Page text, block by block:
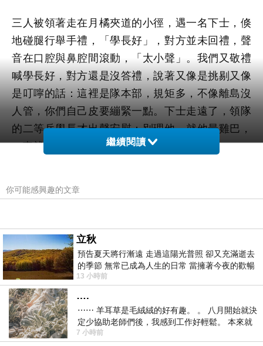
三人被領著走在月橘夾道的小徑，遇一名下士，倏
地碰腿行舉手禮，「學長好」，對方並未回禮，聲
音在口腔與鼻腔間滾動，「太小聲」。我們又敬禮
喊學長好，對方還是沒答禮，說著又像是挑剔又像
是叮嚀的話：這裡是隊本部，規矩多，不像離島沒
人管，你們自己皮要繃緊一點。下士走遠了，領隊
的二等兵學長才出聲安慰：別理他，就他最雞巴，
一來就遇上，算你們倒楣。
航班，一天兩天，航班不來，一週兩週，而航班總
隨它去吧，對於不操之在己的事情，我們又能怎麼
辦呢？不必預期它好，不必預期它壞，彷彿一叢熟
透了的刺沙蓬，自斷根部，讓風決定它的方向。
-
氣象聯隊本部位於淡水河畔，一水之隔觀音山與它
素面相看。
繼續閱讀
你可能感興趣的文章
立秋
預告夏天將行漸遠 走過這陽光普照 卻又充滿逝去
的季節 無常已成為人生的日常 當擁著今夜的歡暢
舒心 轉眼驟成昨日 而明晨 太陽
13 小時前
….
⋯⋯ 羊耳草是毛絨絨的好有趣。 。 八月開始就決
定少協助老師們後，我感到工作好輕鬆。 本來就
不是我的工作啊。 真
7 小時前